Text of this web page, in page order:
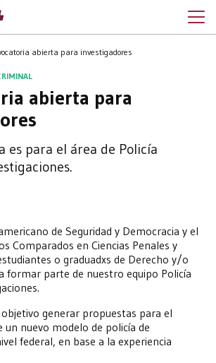
abierta para investigadores
abierta para
es para el área de Policía
de Seguridad y Democracia y el
Comparados en Ciencias Penales y
o graduadxs de Derecho y/o
formar parte de nuestro equipo Policía
generar propuestas para el
nuevo modelo de policía de
federal, en base a la experiencia